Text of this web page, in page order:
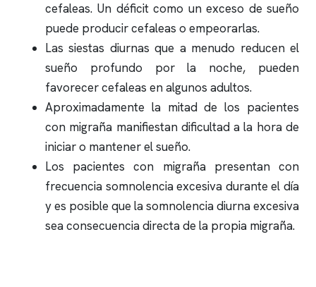
cefaleas. Un déficit como un exceso de sueño
puede producir cefaleas o empeorarlas.
Las siestas diurnas que a menudo reducen el
sueño profundo por la noche, pueden
favorecer cefaleas en algunos adultos.
Aproximadamente la mitad de los pacientes
con migraña manifiestan dificultad a la hora de
iniciar o mantener el sueño.
Los pacientes con migraña presentan con
frecuencia somnolencia excesiva durante el día
y es posible que la somnolencia diurna excesiva
sea consecuencia directa de la propia migraña.